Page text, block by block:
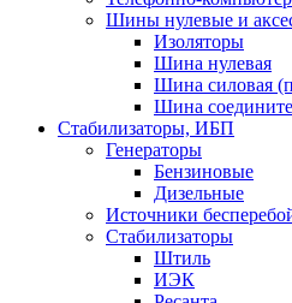
Шины нулевые и
Изоляторы
Шина нулевая
Шина силовая
Шина
Стабилизаторы, ИБП
Генераторы
Бензиновые
Дизельные
Источники
Стабилизаторы
Штиль
ИЭК